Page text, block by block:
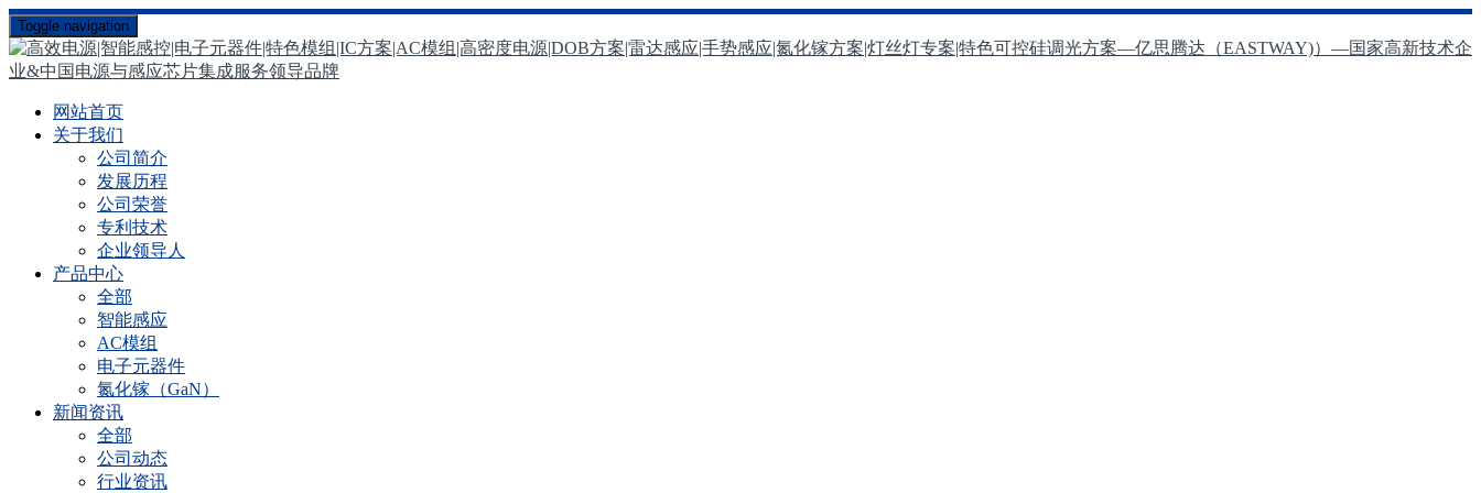
Toggle navigation
网站首页
关于我们
公司简介
发展历程
公司荣誉
专利技术
企业领导人
产品中心
全部
智能感应
AC模组
电子元器件
氮化镓（GaN）
新闻资讯
全部
公司动态
行业资讯